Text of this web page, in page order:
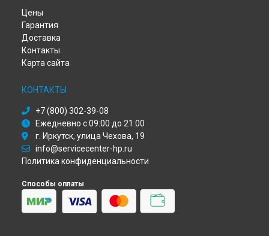
Ремонт плоттера DesignJet Z9+ HP в
Ремонт плоттера DesignJet Z9+ HP в
Ремонт плоттера DesignJet Z9+ HP в
Цены
Гарантия
Доставка
Контакты
Карта сайта
КОНТАКТЫ
+7 (800) 302-39-08
Ежедневно с 09:00 до 21:00
г. Иркутск, улица Чехова, 19
info@servicecenter-hp.ru
Политика конфиденциальности
Способы оплаты